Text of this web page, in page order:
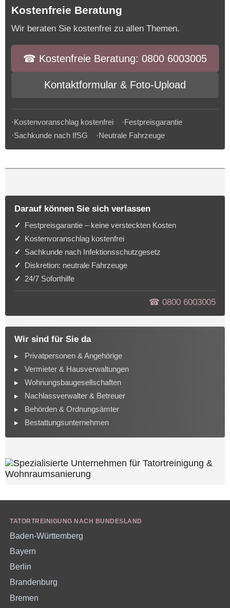
Kostenfreie Beratung
Wir beraten Sie kostenfrei zu allen Themen.
☎︎ Kostenfreie Beratung: 0800 6003005
Kontaktformular & Foto-Upload
·Kostenvoranschlag kostenfrei ·Festpreisgarantie
·Sachkunde nach IfSG ·Neutrale Fahrzeuge
Darauf können Sie sich verlassen
Festpreisgarantie – keine versteckten Kosten
Kostenvoranschlag kostenfrei
Sachkunde nach Infektionsschutzgesetz
Diskretion: neutrale Fahrzeuge
24/7 Soforthilfe
☎︎ 0800 6003005
Wir sind für Sie da
Privatpersonen & Angehörige
Vermieter & Hausverwaltungen
Wohnungsbaugesellschaften
Nachlassverwalter & Betreuer
Behörden & Ordnungsämter
Bestattungsunternehmen
TATORTREINIGUNG NACH BUNDESLAND
Baden-Württemberg
Bayern
Berlin
Brandenburg
Bremen